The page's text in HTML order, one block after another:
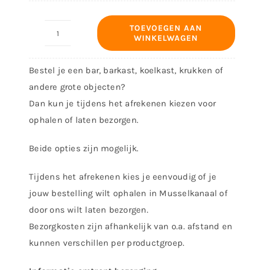
Huwelijksbootje
oorlogsschip
aantal
TOEVOEGEN AAN
WINKELWAGEN
Bestel je een bar, barkast, koelkast, krukken of
andere grote objecten?
Dan kun je tijdens het afrekenen kiezen voor
ophalen of laten bezorgen.
Beide opties zijn mogelijk.
Tijdens het afrekenen kies je eenvoudig of je
jouw bestelling wilt ophalen in Musselkanaal of
door ons wilt laten bezorgen.
Bezorgkosten zijn afhankelijk van o.a. afstand en
kunnen verschillen per productgroep.